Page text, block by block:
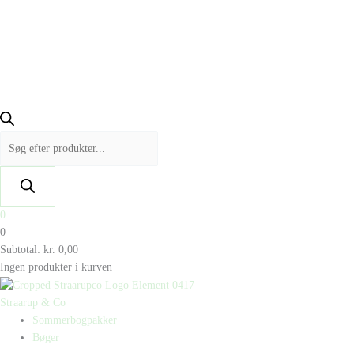
0
0
Subtotal: kr. 0,00
Ingen produkter i kurven
Straarup & Co
Sommerbogpakker
Bøger